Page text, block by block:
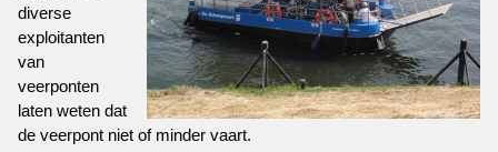
diverse
exploitanten
van
veerponten
laten weten dat
de veerpont niet of minder vaart.